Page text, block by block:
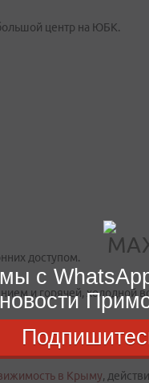
центр на ЮБК.
доступом.
и горячей, холодной
поддержание в
в Крыму,
с